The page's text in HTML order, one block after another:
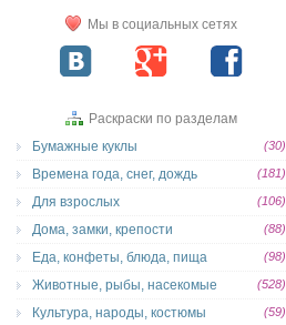
Мы в социальных сетях
Раскраски по разделам
Бумажные куклы
(30)
Времена года, снег, дождь (181)
Для взрослых (106)
Дома, замки, крепости (88)
Еда, конфеты, блюда, пища (98)
Животные, рыбы, насекомые (528)
Культура, народы, костюмы (59)